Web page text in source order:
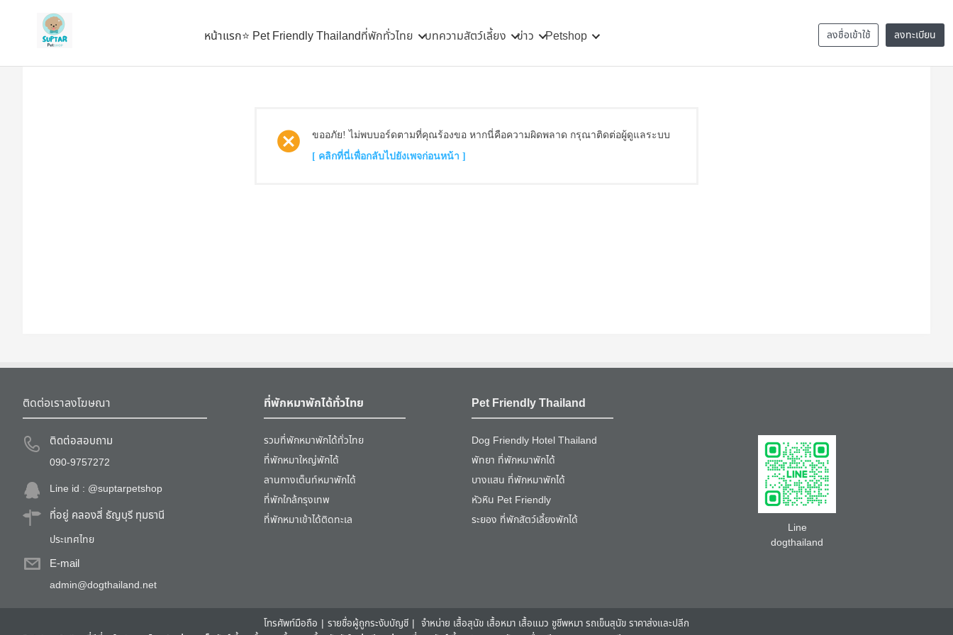
ลงชื่อเข้าใช้ ลงทะเบียน
หน้าแรก⭐ Pet Friendly Thailandที่พักทั่วไทย บทความสัตว์เลี้ยง ข่าว Petshop
ขออภัย! ไม่พบบอร์ดตามที่คุณร้องขอ หากนี่คือความผิดพลาด กรุณาติดต่อผู้ดูแลระบบ
[ คลิกที่นี่เพื่อกลับไปยังเพจก่อนหน้า ]
ติดต่อเราลงโฆษณา
ติดต่อสอบถาม
090-9757272
Line id : @suptarpetshop
ที่อยู่ คลองสี่ ธัญบุรี ทุมธานี
ประเทศไทย
E-mail
admin@dogthailand.net
ที่พักหมาพักได้ทั่วไทย
รวมที่พักหมาพักได้ทั่วไทย
ที่พักหมาใหญ่พักได้
ลานกางเต็นท์หมาพักได้
ที่พักใกล้กรุงเทพ
ที่พักหมาเข้าได้ติดทะเล
Pet Friendly Thailand
Dog Friendly Hotel Thailand
พัทยา ที่พักหมาพักได้
บางแสน ที่พักหมาพักได้
หัวหิน Pet Friendly
ระยอง ที่พักสัตว์เลี้ยงพักได้
Line
dogthailand
โทรศัพท์มือถือ | รายชื่อผู้ถูกระงับบัญชี | จำหน่าย เสื้อสุนัข เสื้อหมา เสื้อแมว ชูชีพหมา รถเข็นสุนัข ราคาส่งและปลีก